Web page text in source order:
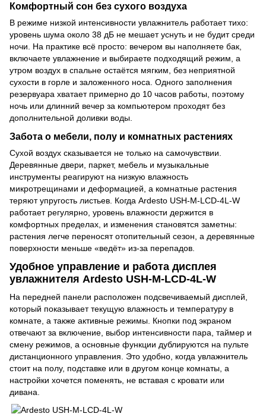
Комфортный сон без сухого воздуха
В режиме низкой интенсивности увлажнитель работает тихо:
уровень шума около 38 дБ не мешает уснуть и не будит среди
ночи. На практике всё просто: вечером вы наполняете бак,
включаете увлажнение и выбираете подходящий режим, а
утром воздух в спальне остаётся мягким, без неприятной
сухости в горле и заложенного носа. Одного заполнения
резервуара хватает примерно до 10 часов работы, поэтому
ночь или длинний вечер за компьютером проходят без
дополнительной доливки воды.
Забота о мебели, полу и комнатных растениях
Сухой воздух сказывается не только на самочувствии.
Деревянные двери, паркет, мебель и музыкальные
инструменты реагируют на низкую влажность
микротрещинами и деформацией, а комнатные растения
теряют упругость листьев. Когда Ardesto USH-M-LCD-4L-W
работает регулярно, уровень влажности держится в
комфортных пределах, и изменения становятся заметны:
растения легче переносят отопительный сезон, а деревянные
поверхности меньше «ведёт» из-за перепадов.
Удобное управление и работа дисплея
увлажнителя Ardesto USH-M-LCD-4L-W
На передней панели расположен подсвечиваемый дисплей,
который показывает текущую влажность и температуру в
комнате, а также активные режимы. Кнопки под экраном
отвечают за включение, выбор интенсивности пара, таймер и
смену режимов, а основные функции дублируются на пульте
дистанционного управления. Это удобно, когда увлажнитель
стоит на полу, подставке или в другом конце комнаты, а
настройки хочется поменять, не вставая с кровати или
дивана.